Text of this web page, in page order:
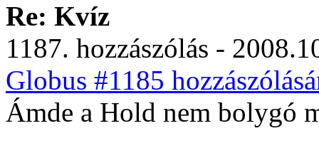
Re: Kvíz
1187. hozzászólás -
Globus #1185
Ámde a Hold nem bolygó